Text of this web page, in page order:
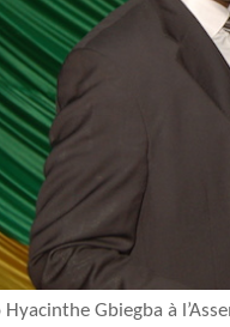
Gbiegba à